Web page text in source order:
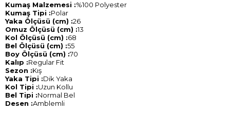
Kumaş Malzemesi :%100 Polyester
Kumaş Tipi :Polar
Yaka Ölçüsü (cm) :26
Omuz Ölçüsü (cm) :13
Kol Ölçüsü (cm) :68
Bel Ölçüsü (cm) :55
Boy Ölçüsü (cm) :70
Kalıp :Regular Fit
Sezon :Kış
Yaka Tipi :Dik Yaka
Kol Tipi :Uzun Kollu
Bel Tipi :Normal Bel
Desen :Amblemli